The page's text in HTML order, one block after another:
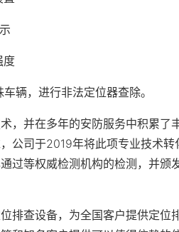
度
辆，进行非法定位器查除。
，并在多年的安防服务中积累了
公司于2019年将此项专业技术转
过等权威检测机构的检测，并颁
排查设备，为全国客户提供定位